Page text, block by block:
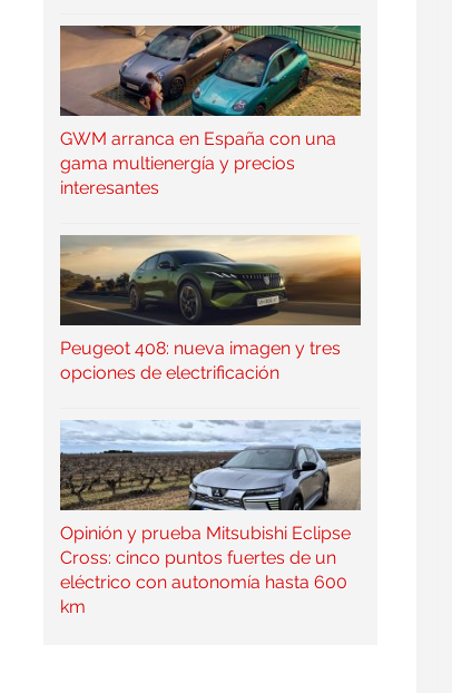
GWM arranca en España con una
gama multienergía y precios
interesantes
Peugeot 408: nueva imagen y tres
opciones de electrificación
Opinión y prueba Mitsubishi Eclipse
Cross: cinco puntos fuertes de un
eléctrico con autonomía hasta 600
km